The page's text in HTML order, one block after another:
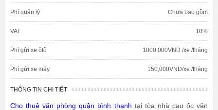
Phí quản lý Chưa bao gồm
VAT 10%
Phí gửi xe ôtô 1000,000VND /xe /tháng
Phí gửi xe máy 150,000VND/xe /tháng
THÔNG TIN CHI TIẾT
Cho thuê văn phòng quận bình thạnh tại tòa nhà cao ốc văn